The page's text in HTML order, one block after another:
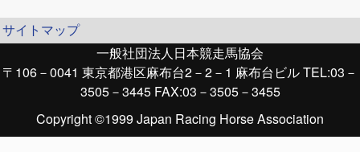
サイトマップ
一般社団法人日本競走馬協会
〒106－0041 東京都港区麻布台2－2－1 麻布台ビル TEL:03－
3505－3445 FAX:03－3505－3455
Copyright ©1999 Japan Racing Horse Association